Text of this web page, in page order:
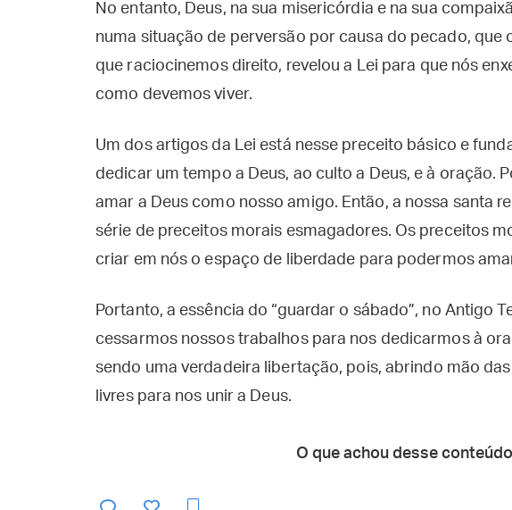
No entanto, Deus, na sua misericórdia e na sua
numa situação de perversão por causa do pecado, que
que raciocinemos direito, revelou a Lei para que nós
como devemos viver.
Um dos artigos da Lei está nesse preceito básico e
dedicar um tempo a Deus, ao culto a Deus, e à oração.
amar a Deus como nosso amigo. Então, a nossa santa
série de preceitos morais esmagadores. Os preceitos
criar em nós o espaço de liberdade para podermos
Portanto, a essência do “guardar o sábado”, no Antigo
cessarmos nossos trabalhos para nos dedicarmos à
sendo uma verdadeira libertação, pois, abrindo mão
livres para nos unir a Deus.
O que achou desse